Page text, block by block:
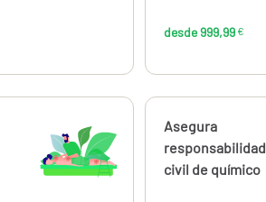
desde 999,99 €
152,67€
Calcúlalo ahora
Asegura
responsabilidad
civil de químico